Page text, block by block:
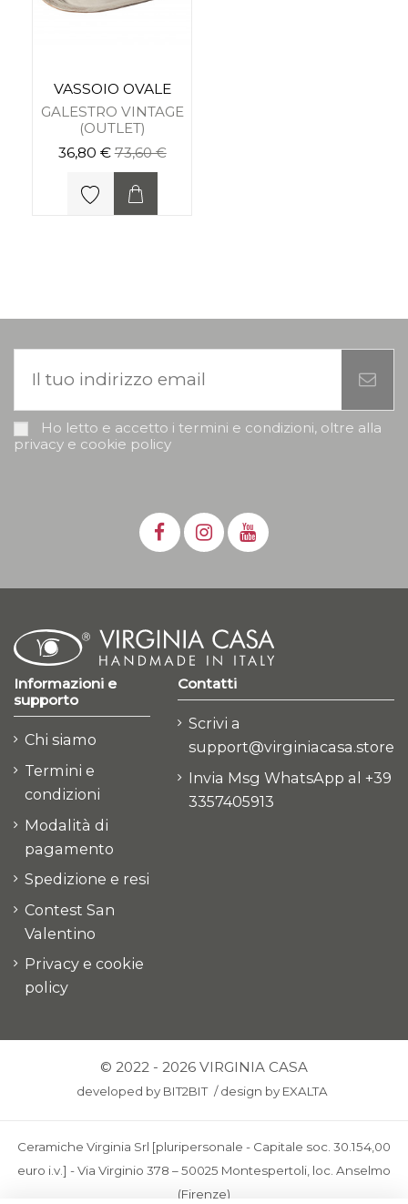
VASSOIO OVALE
GALESTRO VINTAGE
(OUTLET)
36,80 €73,60 €
Ho letto e accetto i termini e condizioni, oltre alla
privacy e cookie policy
Informazioni e
supporto
Chi siamo
Termini e
condizioni
Modalità di
pagamento
Spedizione e resi
Contest San
Valentino
Privacy e cookie
policy
Contatti
Scrivi a
support@virginiacasa.store
Invia Msg WhatsApp al +39
3357405913
© 2022 - 2026 VIRGINIA CASA
developed by BIT2BIT /design by EXALTA
Ceramiche Virginia Srl [pluripersonale - Capitale soc. 30.154,00
euro i.v.] - Via Virginio 378 – 50025 Montespertoli, loc. Anselmo
(Firenze)